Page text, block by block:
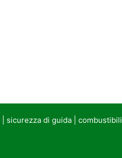
sicurezza di guida| combustibili